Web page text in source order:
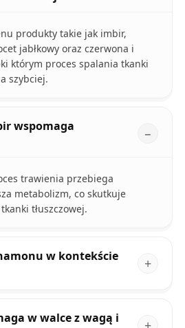
produkty takie jak imbir,
jabłkowy oraz czerwona i
którym proces spalania tkanki
szybciej.
wspomaga
trawienia przebiega
metabolizm, co skutkuje
tłuszczowej.
w kontekście
w walce z wagą i